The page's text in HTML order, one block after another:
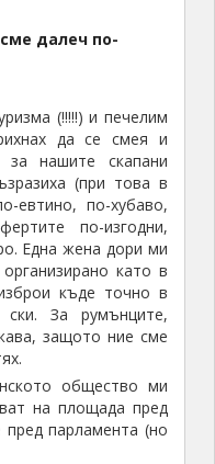
далеч по-
(!!!!!) и печелим
да се смея и
нашите скапани
(при това в
евтино, по-хубаво,
по-изгодни,
Една жена дори ми
като в
къде точно в
За румънците,
защото ние сме
общество ми
на площада пред
парламента (но